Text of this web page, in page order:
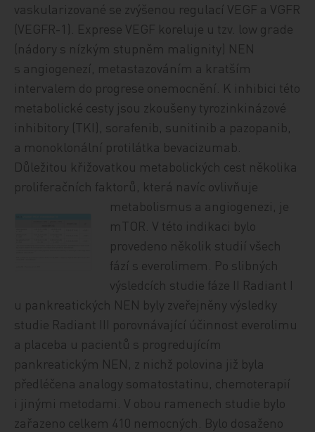
vaskularizované se zvýšenou regulací VEGF a VGFR
(VEGFR-1). Exprese VEGF koreluje u tzv. low grade
(nádory s nízkým stupněm malignity) NEN
s angiogenezí, metastazováním a kratším
intervalem do progrese onemocnění. K inhibici této
metabolické cesty jsou zkoušeny tyrozinkinázové
inhibitory (TKI), sorafenib, sunitinib a pazopanib,
a monoklonální protilátka bevacizumab.
Důležitou křižovatkou metabolických cest několika
proliferačních faktorů, která navíc ovlivňuje
metabolismus a angiogenezi, je
mTOR. V této indikaci bylo
provedeno několik studií všech
fází s everolimem. Po slibných
výsledcích studie fáze II Radiant I
u pankreatických NEN byly zveřejněny výsledky
studie Radiant III porovnávající účinnost everolimu
a placeba u pacientů s progredujícím
pankreatickým NEN, z nichž polovina již byla
předléčena analogy somatostatinu, chemoterapií
i jinými metodami. V obou ramenech studie bylo
zařazeno celkem 410 nemocných. Bylo dosaženo